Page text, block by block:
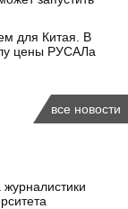
для Китая. В
цены РУСАЛа
все новости